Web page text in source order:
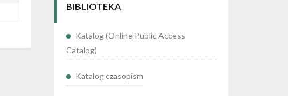
BIBLIOTEKA
Katalog (Online Public Access
Catalog)
Katalog czasopism